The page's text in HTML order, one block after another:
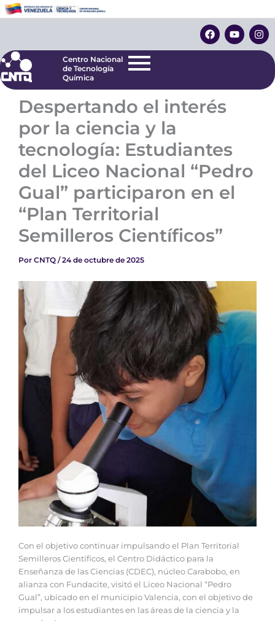
al
F
a
c
o
k
Y
o
u
e
I
n
s
r
Centro Nacional
de Tecnología
Centro Nacional
de Tecnología
Química
Despertando el interés
por la ciencia y la
tecnología: Estudiantes
del Liceo Nacional “Pedro
Gual” participaron en el
“Plan Territorial
Semilleros Científicos”
Por CNTQ /24 de octubre de 2025
Con el objetivo continuar impulsando el Plan Territorial
Semilleros Científicos, el Centro Didáctico para la
Enseñanza de las Ciencias (CDEC), núcleo Carabobo, en
alianza con Fundacite, visitó el Liceo Nacional “Pedro
Gual”, ubicado en el municipio Valencia, con el objetivo de
impulsar a los estudiantes en las áreas de la ciencia y la